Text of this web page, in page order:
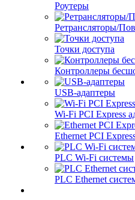
Роутеры
Ретрансляторы/
Точки доступа
Контроллеры
USB-адаптеры
Wi-Fi PCI Express
Ethernet PCI
PLC Wi-Fi системы
PLC Ethernet